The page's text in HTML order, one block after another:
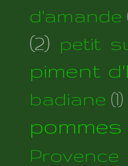
d'amande
(2) petit
piment
badiane (1)
Provence